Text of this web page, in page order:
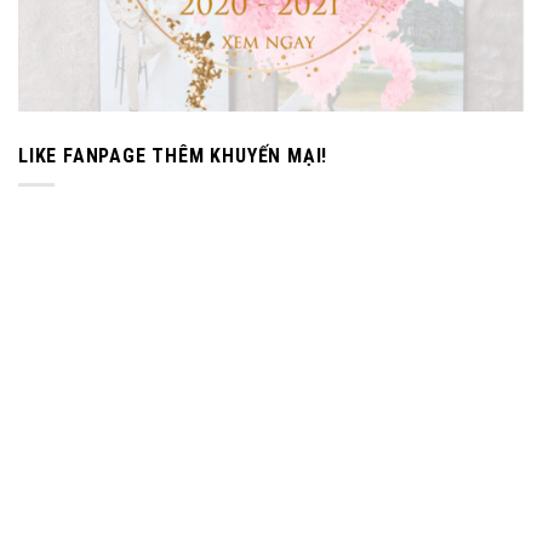
LIKE FANPAGE THÊM KHUYẾN MẠI!